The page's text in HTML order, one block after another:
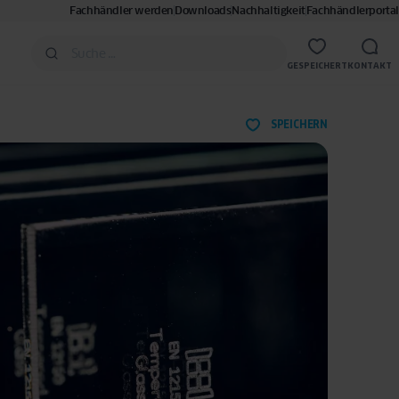
Fachhändler werden DownloadsNachhaltigkeit Fachhändlerportal
GESPEICHERTKONTAKT
SPEICHERN